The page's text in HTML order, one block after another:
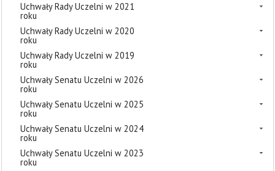
Uchwały Rady Uczelni w 2021
roku
Uchwały Rady Uczelni w 2020
roku
Uchwały Rady Uczelni w 2019
roku
Uchwały Senatu Uczelni w 2026
roku
Uchwały Senatu Uczelni w 2025
roku
Uchwały Senatu Uczelni w 2024
roku
Uchwały Senatu Uczelni w 2023
roku